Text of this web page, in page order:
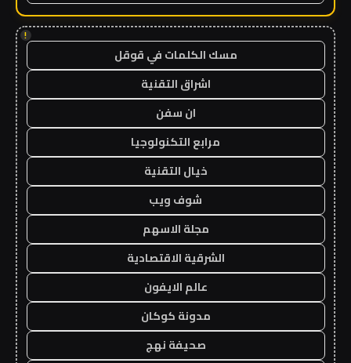
!
مسك الكلمات في قوقل
اشراق التقنية
ان سفن
مرابع التكنولوجيا
خيال التقنية
شوف ويب
مجلة الاسهم
الشرقية الاقتصادية
عالم الايفون
مدونة كوكان
صحيفة نهج